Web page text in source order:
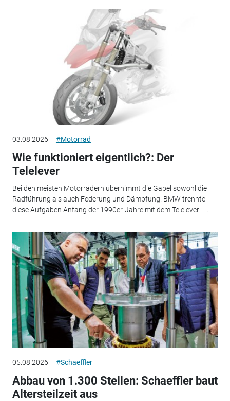
03.08.2026 #Motorrad
Wie funktioniert eigentlich?: Der
Telelever
Bei den meisten Motorrädern übernimmt die Gabel sowohl die
Radführung als auch Federung und Dämpfung. BMW trennte
diese Aufgaben Anfang der 1990er-Jahre mit dem Telelever –...
05.08.2026 #Schaeffler
Abbau von 1.300 Stellen: Schaeffler baut
Altersteilzeit aus